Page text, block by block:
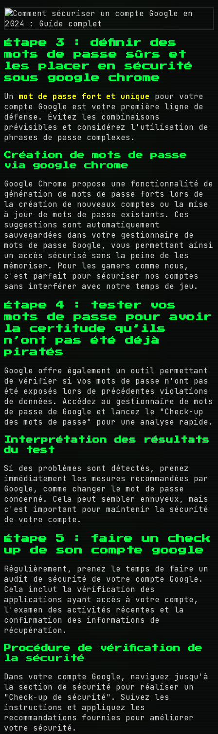
Étape 3 : définir des
mots de passe sûrs et
les placer en sécurité
sous google chrome
Un mot de passe fort et unique pour votre
compte Google est votre première ligne de
défense. Évitez les combinaisons
prévisibles et considérez l'utilisation de
phrases de passe complexes.
Création de mots de passe
via google chrome
Google Chrome propose une fonctionnalité de
génération de mots de passe forts lors de
la création de nouveaux comptes ou la mise
à jour de mots de passe existants. Ces
suggestions sont automatiquement
sauvegardées dans votre gestionnaire de
mots de passe Google, vous permettant ainsi
un accès sécurisé sans la peine de les
mémoriser. Pour les gamers comme nous,
c'est parfait pour sécuriser nos comptes
sans interférer avec notre temps de jeu.
Étape 4 : tester vos
mots de passe pour avoir
la certitude qu’ils
n’ont pas été déjà
piratés
Google offre également un outil permettant
de vérifier si vos mots de passe n'ont pas
été exposés lors de précédentes violations
de données. Accédez au gestionnaire de mots
de passe de Google et lancez le "Check-up
des mots de passe" pour une analyse rapide.
Interprétation des résultats
du test
Si des problèmes sont détectés, prenez
immédiatement les mesures recommandées par
Google, comme changer le mot de passe
concerné. Cela peut sembler ennuyeux, mais
c'est important pour maintenir la sécurité
de votre compte.
Étape 5 : faire un check
up de son compte google
Régulièrement, prenez le temps de faire un
audit de sécurité de votre compte Google.
Cela inclut la vérification des
applications ayant accès à votre compte,
l'examen des activités récentes et la
confirmation des informations de
récupération.
Procédure de vérification de
la sécurité
Dans votre compte Google, naviguez jusqu'à
la section de sécurité pour réaliser un
"Check-up de sécurité". Suivez les
instructions et appliquez les
recommandations fournies pour améliorer
votre sécurité.